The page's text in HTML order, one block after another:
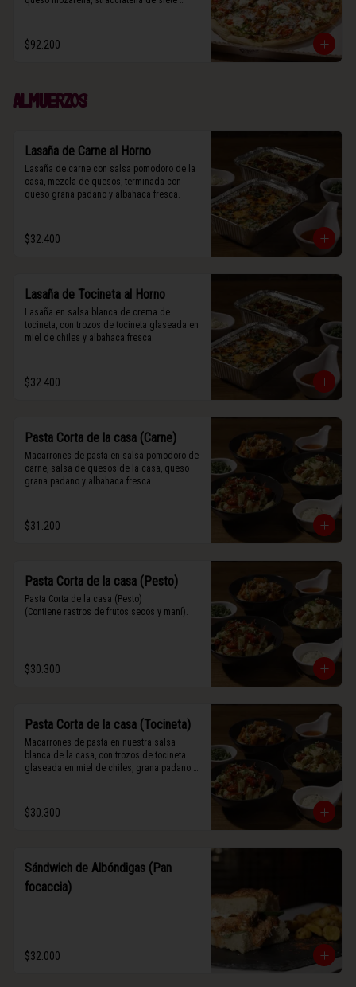
padano y albahaca fresca.
$92.200
Almuerzos
Lasaña de Carne al Horno
Lasaña de carne con salsa pomodoro de la
casa, mezcla de quesos, terminada con
queso grana padano y albahaca fresca.
$32.400
Lasaña de Tocineta al Horno
Lasaña en salsa blanca de crema de
tocineta, con trozos de tocineta glaseada en
miel de chiles y albahaca fresca.
$32.400
Pasta Corta de la casa (Carne)
Macarrones de pasta en salsa pomodoro de
carne, salsa de quesos de la casa, queso
grana padano y albahaca fresca.
$31.200
Pasta Corta de la casa (Pesto)
Pasta Corta de la casa (Pesto)
(Contiene rastros de frutos secos y maní).
$30.300
Pasta Corta de la casa (Tocineta)
Macarrones de pasta en nuestra salsa
blanca de la casa, con trozos de tocineta
glaseada en miel de chiles, grana padano y
$30.300
Sándwich de Albóndigas (Pan
focaccia)
$32.000